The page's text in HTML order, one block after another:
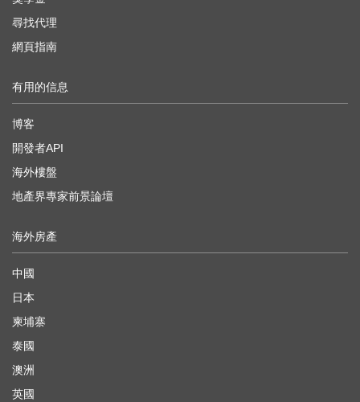
尋找代理
網頁指南
有用的信息
博客
開發者API
海外樓盤
地產界專家前景論壇
海外房產
中國
日本
柬埔寨
泰國
澳洲
英國